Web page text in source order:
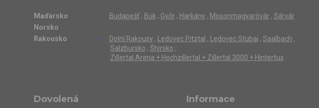
Maďarsko
Budapešť, Bük, Győr , Harkány , Mosonmagyaróvár , Sárvár
Norsko
Rakousko
Dolní Rakousy , Ledovec Pitztal , Ledovec Stubai , Saalbach ,
Salzbursko , Štýrsko ,
Zillertal Arena + Hochzillertal + Zillertal 3000 + Hintertux
Dovolená Informace